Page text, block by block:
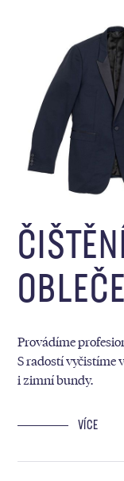
Provádíme
S radostí vyčistíme
i zimní bundy.
VÍCE